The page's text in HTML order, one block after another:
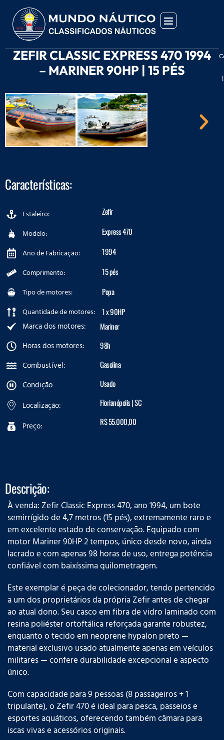
ZEFIR CLASSIC EXPRESS 470 1994
– MARINER 90HP | 15 PÉS
Características:
Estaleiro:
Modelo:
Ano de Fabricação:
Comprimento:
Tipo de motores:
Quantidade de motores:
Zefir
Express 470
1994
15 pés
Popa
1 x 90HP
Marca dos motores:
Horas dos motores:
Combustível:
Condição
Localização:
Preço:
Mariner
98h
Gasolina
Usado
Florianópolis | SC
R$ 55.000,00
Descrição:
À venda: Zefir Classic Express 470, ano 1994, um bote
semirrígido de 4,7 metros (15 pés), extremamente raro e
em excelente estado de conservação. Equipado com
motor Mariner 90HP 2 tempos, único desde novo, ainda
lacrado e com apenas 98 horas de uso, entrega potência
confiável com baixíssima quilometragem.
Este exemplar é peça de colecionador, tendo pertencido
a um dos proprietários da própria Zefir antes de chegar
ao atual dono. Seu casco em fibra de vidro laminado com
resina poliéster ortoftálica reforçada garante robustez,
enquanto o tecido em neoprene hypalon preto —
material exclusivo usado atualmente apenas em veículos
militares — confere durabilidade excepcional e aspecto
único.
Com capacidade para 9 pessoas (8 passageiros + 1
tripulante), o Zefir 470 é ideal para pesca, passeios e
esportes aquáticos, oferecendo também câmara para
iscas vivas e acessórios originais.